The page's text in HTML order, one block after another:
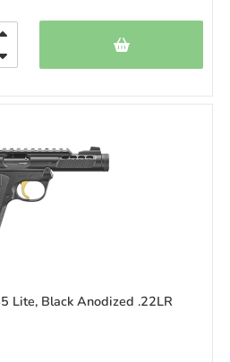
Lite, Black Anodized .22LR